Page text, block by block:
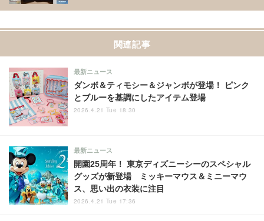
関連記事
ダンボ＆ティモシー＆ジャンボが登場！ ピンク
とブルーを基調にしたアイテム登場
最新ニュース
2026.4.21 Tue 18:30
開園25周年！ 東京ディズニーシーのスペシャル
グッズが新登場 ミッキーマウス＆ミニーマウ
ス、思い出の衣装に注目
最新ニュース
2026.4.21 Tue 17:36